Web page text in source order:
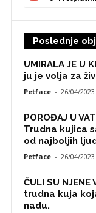
Poslednje
UMIRALA JE U
ju je volja za
Petface - 26/04/2023
POROĐAJ U
Trudna kujica
od najboljih
Petface - 26/04/2023
ČULI SU NJENE
trudna kuja
nadu.